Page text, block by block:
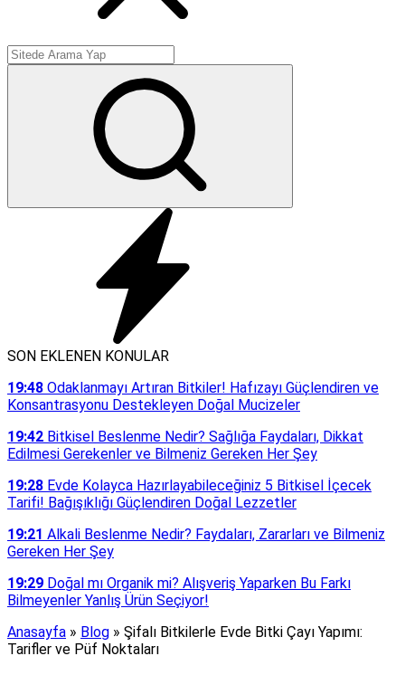
SON EKLENEN KONULAR
19:48 Odaklanmayı Artıran Bitkiler! Hafızayı Güçlendiren ve
Konsantrasyonu Destekleyen Doğal Mucizeler
19:42 Bitkisel Beslenme Nedir? Sağlığa Faydaları, Dikkat
Edilmesi Gerekenler ve Bilmeniz Gereken Her Şey
19:28 Evde Kolayca Hazırlayabileceğiniz 5 Bitkisel İçecek
Tarifi! Bağışıklığı Güçlendiren Doğal Lezzetler
19:21 Alkali Beslenme Nedir? Faydaları, Zararları ve Bilmeniz
Gereken Her Şey
19:29 Doğal mı Organik mi? Alışveriş Yaparken Bu Farkı
Bilmeyenler Yanlış Ürün Seçiyor!
Anasayfa » Blog » Şifalı Bitkilerle Evde Bitki Çayı Yapımı:
Tarifler ve Püf Noktaları